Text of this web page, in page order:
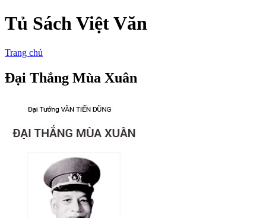
Tủ Sách Việt Văn
Trang chủ
Đại Thắng Mùa Xuân